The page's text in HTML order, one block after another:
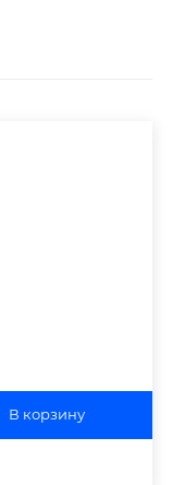
В корзину